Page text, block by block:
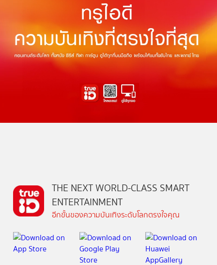
THE NEXT WORLD-CLASS SMART
ENTERTAINMENT
อีกขั้นของความบันเทิงระดับโลกตรงใจคุณ